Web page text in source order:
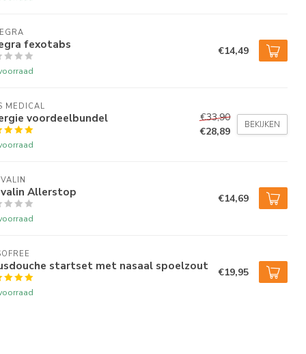
fexotabs €14,49
MEDICAL
voordeelbundel
€33,90
€28,89
BEKIJKEN
Allerstop €14,69
startset met nasaal spoelzout €19,95